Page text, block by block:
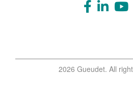
2026 Gueudet. All